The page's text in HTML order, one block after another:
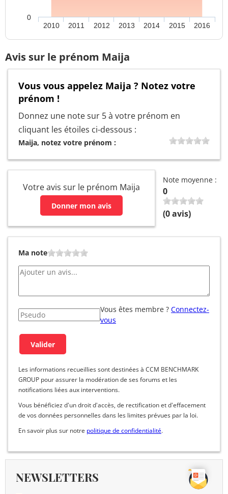
2010 2011 2012 2013 2014 2015 2016
0
Avis sur le prénom Maija
Vous vous appelez Maija ? Notez votre
prénom !
Donnez une note sur 5 à votre prénom en
cliquant les étoiles ci-dessous :
Maija, notez votre prénom :
Votre avis sur le prénom Maija
Donner mon avis
Note moyenne :
0
(0avis)
Ma note
Vous êtes membre ? Connectez-
vous
Les informations recueillies sont destinées à CCM BENCHMARK
GROUP pour assurer la modération de ses forums et les
notifications liées aux interventions.
Vous bénéficiez d'un droit d'accès, de rectification et d'effacement
de vos données personnelles dans les limites prévues par la loi.
En savoir plus sur notre politique de confidentialité.
NEWSLETTERS